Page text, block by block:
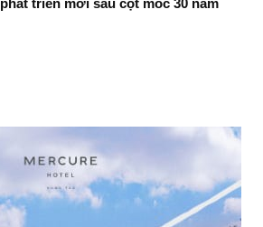
phát triển mới sau cột mốc 30 năm